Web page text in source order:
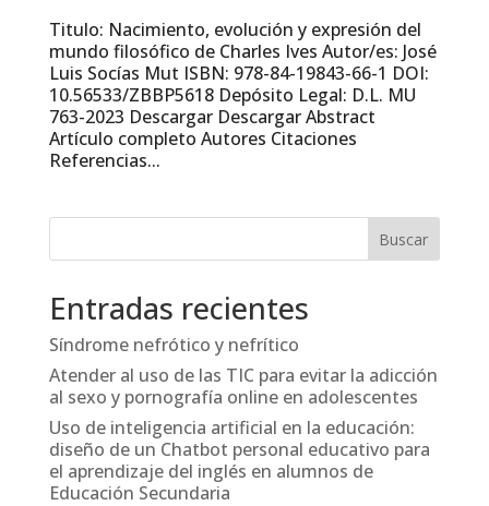
Titulo: Nacimiento, evolución y expresión del
mundo filosófico de Charles Ives Autor/es: José
Luis Socías Mut ISBN: 978-84-19843-66-1 DOI:
10.56533/ZBBP5618 Depósito Legal: D.L. MU
763-2023 Descargar Descargar Abstract
Artículo completo Autores Citaciones
Referencias...
Entradas recientes
Síndrome nefrótico y nefrítico
Atender al uso de las TIC para evitar la adicción
al sexo y pornografía online en adolescentes
Uso de inteligencia artificial en la educación:
diseño de un Chatbot personal educativo para
el aprendizaje del inglés en alumnos de
Educación Secundaria